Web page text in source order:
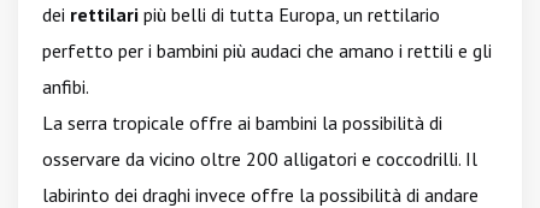
dei rettilari più belli di tutta Europa, un rettilario
perfetto per i bambini più audaci che amano i rettili e gli
anfibi.
La serra tropicale offre ai bambini la possibilità di
osservare da vicino oltre 200 alligatori e coccodrilli. Il
labirinto dei draghi invece offre la possibilità di andare